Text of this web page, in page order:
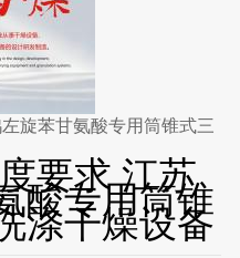
要求 江苏
酸专用筒锥
涤干燥设备